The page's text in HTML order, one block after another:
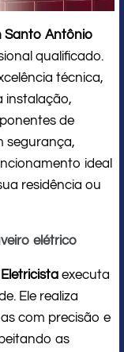
Santo Antônio
qualificado.
técnica,
instalação,
de
segurança,
ideal
residência ou
elétrico
executa
Ele realiza
com precisão e
as